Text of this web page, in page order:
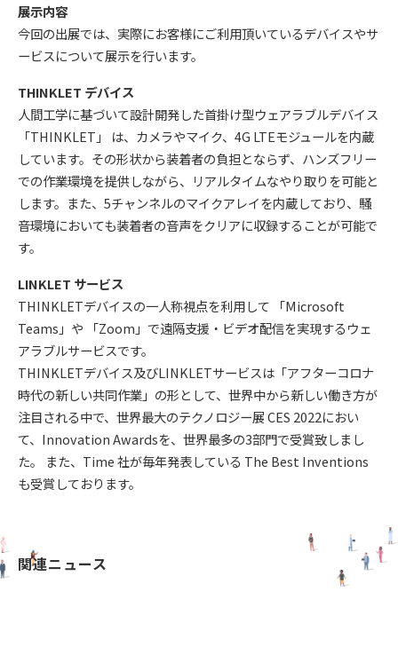
展示内容
今回の出展では、実際にお客様にご利用頂いているデバイスやサ
ービスについて展示を行います。
THINKLET デバイス
人間工学に基づいて設計開発した首掛け型ウェアラブルデバイス
「THINKLET」 は、カメラやマイク、4G LTEモジュールを内蔵
しています。その形状から装着者の負担とならず、ハンズフリー
での作業環境を提供しながら、リアルタイムなやり取りを可能と
します。また、5チャンネルのマイクアレイを内蔵しており、騒
音環境においても装着者の音声をクリアに収録することが可能で
す。
LINKLET サービス
THINKLETデバイスの一人称視点を利用して 「Microsoft
Teams」や 「Zoom」で遠隔支援・ビデオ配信を実現するウェ
アラブルサービスです。
THINKLETデバイス及びLINKLETサービスは「アフターコロナ
時代の新しい共同作業」の形として、世界中から新しい働き方が
注目される中で、世界最大のテクノロジー展 CES 2022におい
て、Innovation Awardsを、世界最多の3部門で受賞致しまし
た。 また、Time 社が毎年発表している The Best Inventions
も受賞しております。
関連ニュース